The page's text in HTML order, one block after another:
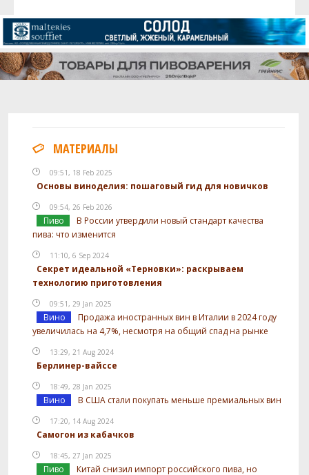
МАТЕРИАЛЫ
09:51, 18 Feb 2025
Основы виноделия: пошаговый гид для новичков
09:54, 26 Feb 2026
Пиво
В России утвердили новый стандарт качества
пива: что изменится
11:10, 6 Sep 2024
Секрет идеальной «Терновки»: раскрываем
технологию приготовления
09:51, 29 Jan 2025
Вино
Продажа иностранных вин в Италии в 2024 году
увеличилась на 4,7%, несмотря на общий спад на рынке
13:29, 21 Aug 2024
Берлинер-вайссе
18:49, 28 Jan 2025
Вино В США стали покупать меньше премиальных вин
17:20, 14 Aug 2024
Самогон из кабачков
18:45, 27 Jan 2025
Пиво
Китай снизил импорт российского пива, но